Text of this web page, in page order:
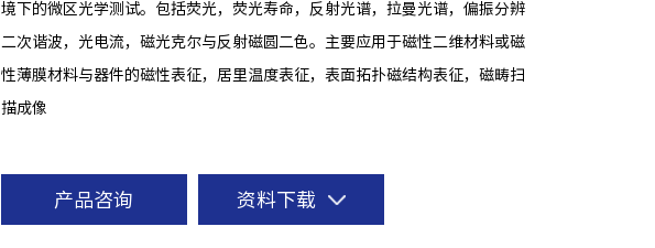
境下的微区光学测试。包括荧光，荧光寿命，反射光谱，拉曼光谱，偏振分辨
二次谐波，光电流，磁光克尔与反射磁圆二色。主要应用于磁性二维材料或磁
性薄膜材料与器件的磁性表征，居里温度表征，表面拓扑磁结构表征，磁畴扫
描成像
产品咨询 资料下载